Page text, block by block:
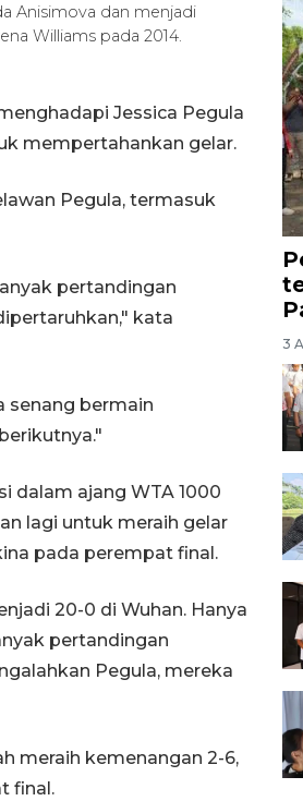
Anisimova dan menjadi
Williams pada 2014.
Jessica Pegula
mempertahankan gelar.
Pegula, termasuk
pertandingan
kata
senang bermain
dalam ajang WTA 1000
lagi untuk meraih gelar
pada perempat final.
20-0 di Wuhan. Hanya
pertandingan
Pegula, mereka
meraih kemenangan 2-6,
final.
3